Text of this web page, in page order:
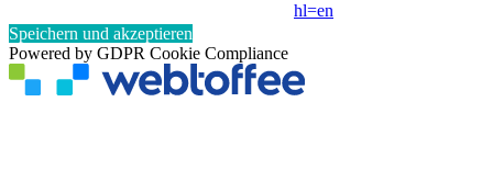
hl=en
Speichern und akzeptieren
Powered by GDPR Cookie Compliance